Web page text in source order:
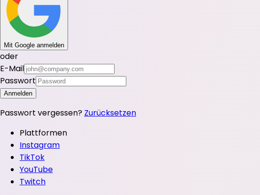
Mit Google anmelden
oder
E-Mail
Passwort
Anmelden
Passwort vergessen? Zurücksetzen
Plattformen
Instagram
TikTok
YouTube
Twitch